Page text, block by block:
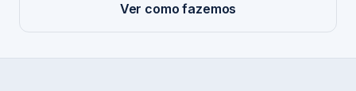
Ver como fazemos